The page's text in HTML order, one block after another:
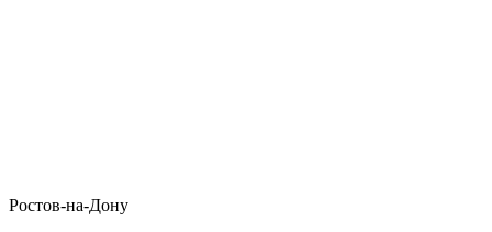
Ростов-на-Дону